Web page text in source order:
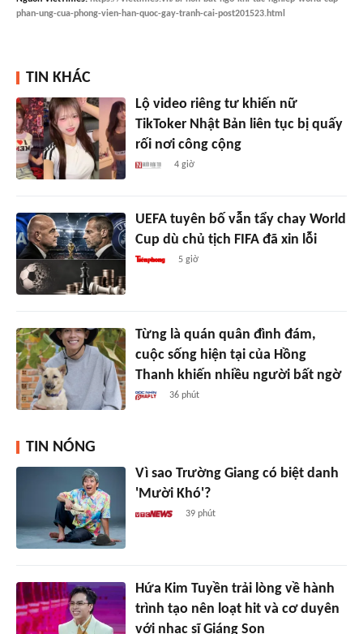
phan-ung-cua-phong-vien-han-quoc-gay-tranh-cai-post201523.html
TIN KHÁC
Lộ video riêng tư khiến nữ
TikToker Nhật Bản liên tục bị quấy
rối nơi công cộng
4 giờ
UEFA tuyên bố vẫn tẩy chay World
Cup dù chủ tịch FIFA đã xin lỗi
5 giờ
Từng là quán quân đình đám,
cuộc sống hiện tại của Hồng
Thanh khiến nhiều người bất ngờ
36 phút
TIN NÓNG
Vì sao Trường Giang có biệt danh
'Mười Khó'?
39 phút
Hứa Kim Tuyền trải lòng về hành
trình tạo nên loạt hit và cơ duyên
với nhạc sĩ Giáng Son